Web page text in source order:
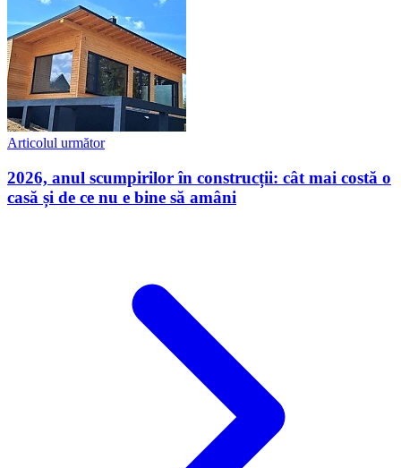
Articolul următor
2026, anul scumpirilor în construcții: cât mai costă o
casă și de ce nu e bine să amâni